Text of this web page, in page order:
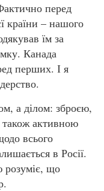
перед
країни – нашого
їм за
Канада
перших. І я
а ділом: зброєю,
активною
всього
в Росії.
розуміє, що